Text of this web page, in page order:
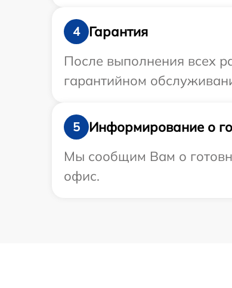
4
Гарантия
После выполнения всех
гарантийном
5
Информирование о
Мы сообщим Вам о
офис.